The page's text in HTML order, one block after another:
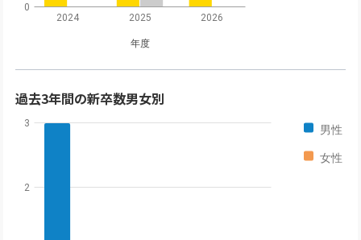
2024 2025 2026
年度
0
過去3年間の新卒数男女別
男性
女性
2
3